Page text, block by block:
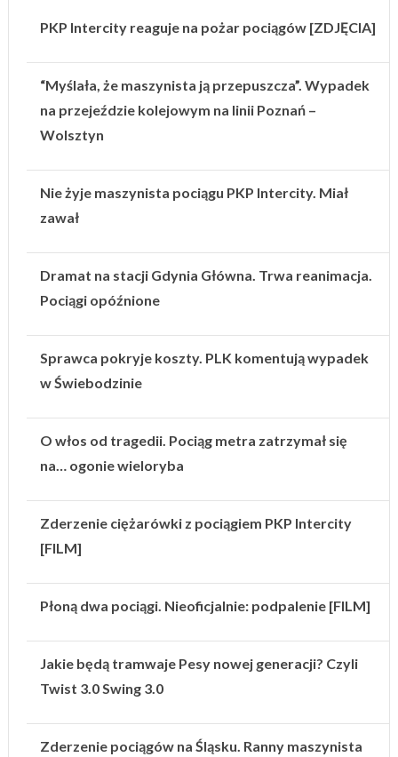
PKP Intercity reaguje na pożar pociągów [ZDJĘCIA]
“Myślała, że maszynista ją przepuszcza”. Wypadek
na przejeździe kolejowym na linii Poznań –
Wolsztyn
Nie żyje maszynista pociągu PKP Intercity. Miał
zawał
Dramat na stacji Gdynia Główna. Trwa reanimacja.
Pociągi opóźnione
Sprawca pokryje koszty. PLK komentują wypadek
w Świebodzinie
O włos od tragedii. Pociąg metra zatrzymał się
na… ogonie wieloryba
Zderzenie ciężarówki z pociągiem PKP Intercity
[FILM]
Płoną dwa pociągi. Nieoficjalnie: podpalenie [FILM]
Jakie będą tramwaje Pesy nowej generacji? Czyli
Twist 3.0 Swing 3.0
Zderzenie pociągów na Śląsku. Ranny maszynista